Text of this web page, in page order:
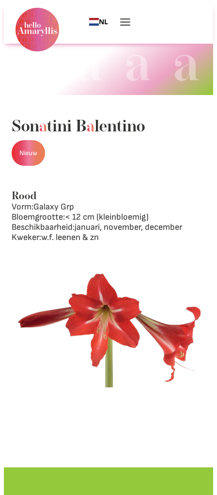
NL
Sonatini Balentino
Nieuw
Rood
Vorm:Galaxy Grp
Bloemgrootte:< 12 cm (kleinbloemig)
Beschikbaarheid:januari, november, december
Kweker:w.f. leenen & zn